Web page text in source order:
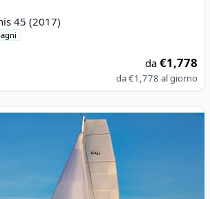
45 (2017)
da€1,778
da€1,778 al giorno
CATAMARANS - Bali 4.4 (2023)